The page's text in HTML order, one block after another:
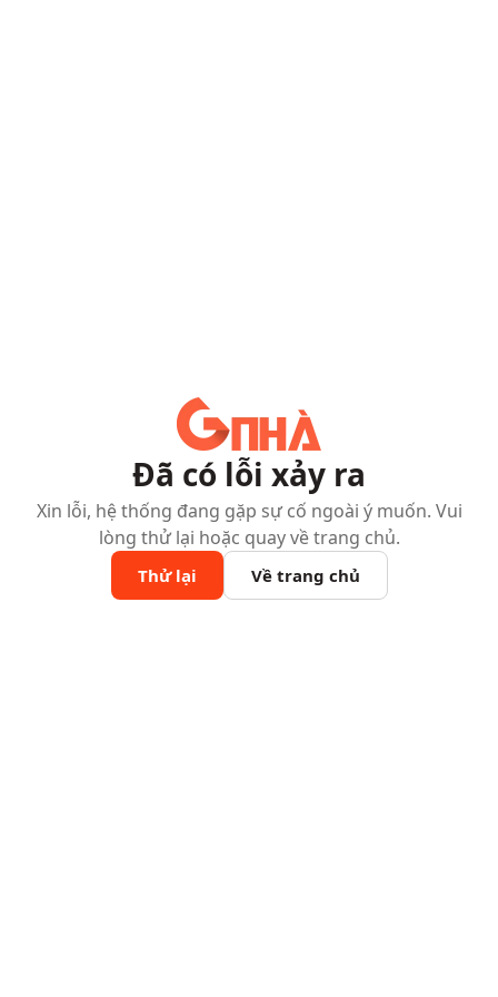
Đã có lỗi xảy ra
Xin lỗi, hệ thống đang gặp sự cố ngoài ý muốn. Vui
lòng thử lại hoặc quay về trang chủ.
Thử lại Về trang chủ